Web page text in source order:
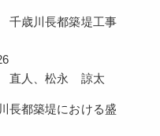
千歳川長都築堤工事
直人、松永 諒太
長都築堤における盛